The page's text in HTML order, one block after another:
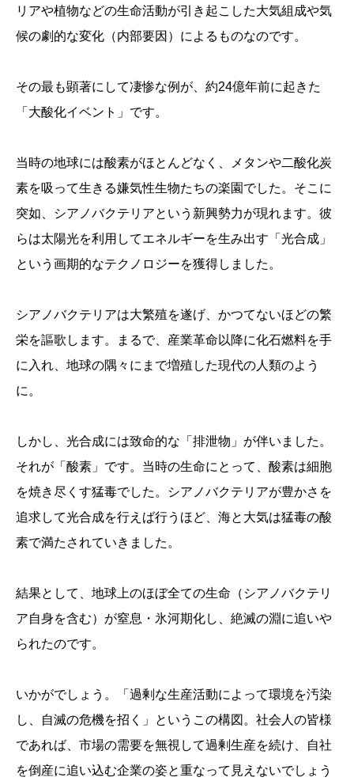
リアや植物などの生命活動が引き起こした大気組成や気
候の劇的な変化（内部要因）によるものなのです。
その最も顕著にして凄惨な例が、約24億年前に起きた
「大酸化イベント」です。
当時の地球には酸素がほとんどなく、メタンや二酸化炭
素を吸って生きる嫌気性生物たちの楽園でした。そこに
突如、シアノバクテリアという新興勢力が現れます。彼
らは太陽光を利用してエネルギーを生み出す「光合成」
という画期的なテクノロジーを獲得しました。
シアノバクテリアは大繁殖を遂げ、かつてないほどの繁
栄を謳歌します。まるで、産業革命以降に化石燃料を手
に入れ、地球の隅々にまで増殖した現代の人類のよう
に。
しかし、光合成には致命的な「排泄物」が伴いました。
それが「酸素」です。当時の生命にとって、酸素は細胞
を焼き尽くす猛毒でした。シアノバクテリアが豊かさを
追求して光合成を行えば行うほど、海と大気は猛毒の酸
素で満たされていきました。
結果として、地球上のほぼ全ての生命（シアノバクテリ
ア自身を含む）が窒息・氷河期化し、絶滅の淵に追いや
られたのです。
いかがでしょう。「過剰な生産活動によって環境を汚染
し、自滅の危機を招く」というこの構図。社会人の皆様
であれば、市場の需要を無視して過剰生産を続け、自社
を倒産に追い込む企業の姿と重なって見えないでしょう